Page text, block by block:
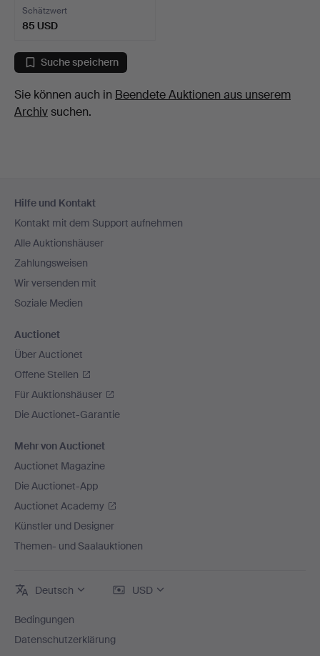
Schätzwert
85 USD
Suche speichern
Sie können auch in Beendete Auktionen aus unserem
Archivsuchen.
Navigation
Hilfe und Kontakt
Kontakt mit dem Support aufnehmen
Alle Auktionshäuser
Zahlungsweisen
Wir versenden mit
Soziale Medien
Auctionet
Über Auctionet
Offene Stellen
Für Auktionshäuser
Die Auctionet-Garantie
Mehr von Auctionet
Auctionet Magazine
Die Auctionet-App
Auctionet Academy
Künstler und Designer
Themen- und Saalauktionen
Deutsch USD
Bedingungen
Datenschutzerklärung